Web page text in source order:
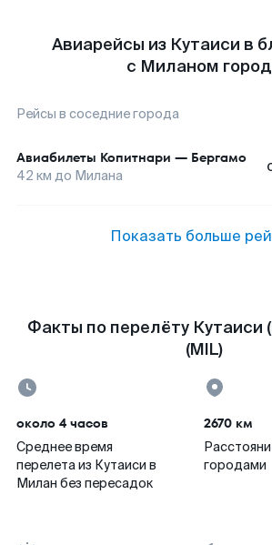
Авиарейсы из Кутаиси в
с Миланом
Рейсы в соседние города
Авиабилеты Копитнари — Бергамо
42 км до Милана
Показать больше
Факты по перелёту Кутаиси
(MIL)
около 4 часов
Среднее время
перелета из Кутаиси в
Милан без пересадок
2670 км
городами